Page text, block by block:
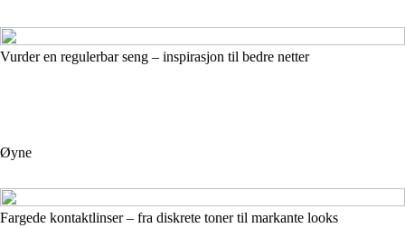
Vurder en regulerbar seng – inspirasjon til bedre netter
Øyne
Fargede kontaktlinser – fra diskrete toner til markante looks